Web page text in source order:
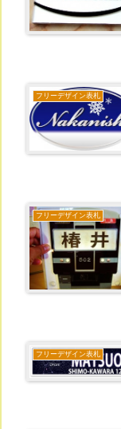
フリーデザイン表札
フリーデザイン表札
フリーデザイン表札